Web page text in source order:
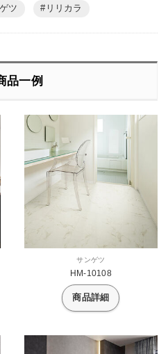
ツ リリカラ
品一例
サンゲツ
HM-10108
商品詳細